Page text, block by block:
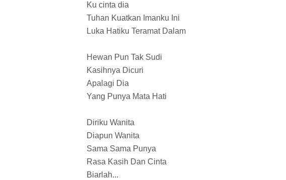
Ku cinta dia
Tuhan Kuatkan Imanku Ini
Luka Hatiku Teramat Dalam
Hewan Pun Tak Sudi
Kasihnya Dicuri
Apalagi Dia
Yang Punya Mata Hati
Diriku Wanita
Diapun Wanita
Sama Sama Punya
Rasa Kasih Dan Cinta
Biarlah...